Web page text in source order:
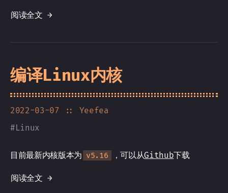
阅读全文 →
编译Linux内核
2022-03-07
:: Yeefea
# Linux
目前最新内核版本为 v5.16 ，可以从Github下载
阅读全文 →